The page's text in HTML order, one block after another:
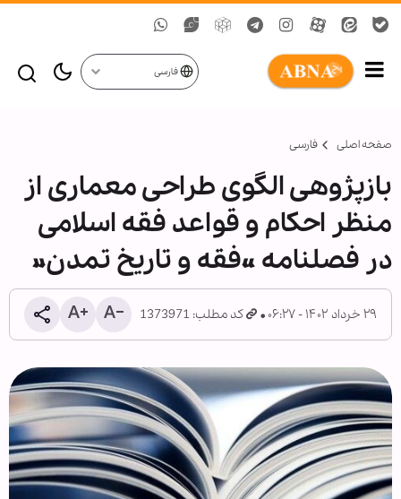
فارسی
صفحه اصلی فارسی
بازپژوهی الگوی طراحی معماری از
منظر احکام و قواعد فقه اسلامی
در فصلنامه «فقه و تاریخ تمدن»
۲۹ خرداد ۱۴۰۲ - ۰۶:۲۷ کد مطلب: 1373971